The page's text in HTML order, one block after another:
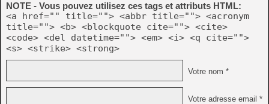
NOTE - Vous pouvez utilisez ces tags et attributs HTML:
<a href="" title=""> <abbr title=""> <acronym
title=""> <b> <blockquote cite=""> <cite>
<code> <del datetime=""> <em> <i> <q cite="">
<s> <strike> <strong>
Votre nom *
Votre adresse email *